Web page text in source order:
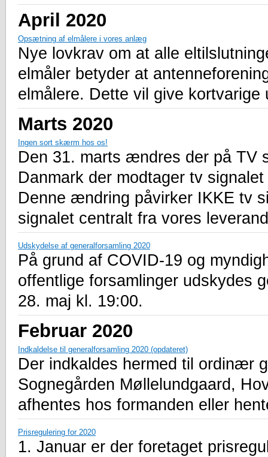
April 2020
Opsætning af elmålere i vores anlæg
Nye lovkrav om at alle
elmåler betyder at
elmålere. Dette vil give kortvarige
Marts 2020
Ingen sort skærm hos os!
Den 31. marts ændres der på TV
Danmark der modtager tv
Denne ændring påvirker IKKE tv
signalet centralt fra vores
Udskydelse af generalforsamling 2020
På grund af COVID-19 og
offentlige forsamlinger udskydes
28. maj kl. 19:00.
Februar 2020
Indkaldelse til generalforsamling 2020 (opdateret)
Der indkaldes hermed til ordinær
Sognegården Møllelundgaard,
afhentes hos formanden eller
Prisregulering for 2020
1. Januar er der foretaget